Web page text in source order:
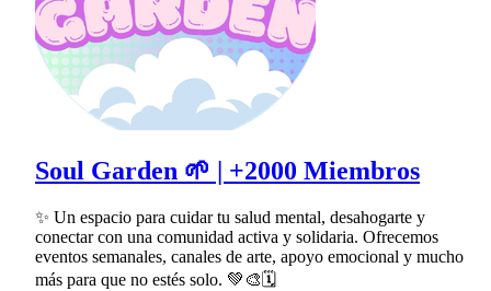
Soul Garden 🌱 | +2000 Miembros
✨ Un espacio para cuidar tu salud mental, desahogarte y
conectar con una comunidad activa y solidaria. Ofrecemos
eventos semanales, canales de arte, apoyo emocional y mucho
más para que no estés solo. 💚🎨🗓